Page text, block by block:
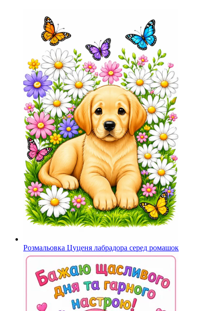
Розмальовка Цуценя лабрадора серед ромашок